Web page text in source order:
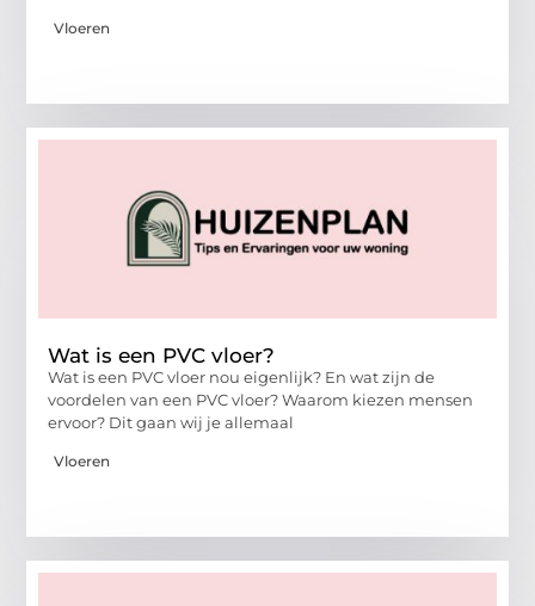
Vloeren
Wat is een PVC vloer?
Wat is een PVC vloer nou eigenlijk? En wat zijn de
voordelen van een PVC vloer? Waarom kiezen mensen
ervoor? Dit gaan wij je allemaal
Vloeren